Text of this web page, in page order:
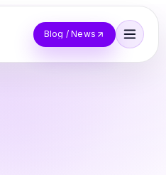
Blog / News